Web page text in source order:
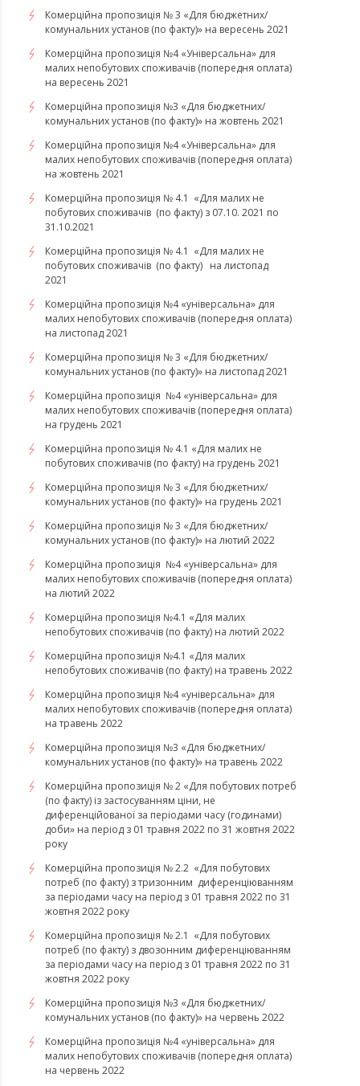
Комерційна пропозиція № 3 «Для бюджетних/
комунальних установ (по факту)» на вересень 2021
Комерційна пропозиція №4 «Універсальна» для
малих непобутових споживачів (попередня оплата)
на вересень 2021
Комерційна пропозиція №3 «Для бюджетних/
комунальних установ (по факту)» на жовтень 2021
Комерційна пропозиція №4 «Універсальна» для
малих непобутових споживачів (попередня оплата)
на жовтень 2021
Комерційна пропозиція № 4.1 «Для малих не
побутових споживачів (по факту) з 07.10. 2021 по
31.10.2021
​​​​​​​Комерційна пропозиція № 4.1 «Для малих не
побутових споживачів (по факту) на листопад
2021
Комерційна пропозиція №4 «універсальна» для
малих непобутових споживачів (попередня оплата)
на листопад 2021
Комерційна пропозиція № 3 «Для бюджетних/
комунальних установ (по факту)» на листопад 2021
Комерційна пропозиція №4 «універсальна» для
малих непобутових споживачів (попередня оплата)
на грудень 2021
Комерційна пропозиція № 4.1 «Для малих не
побутових споживачів (по факту) на грудень 2021
Комерційна пропозиція № 3 «Для бюджетних/
комунальних установ (по факту)» на грудень 2021
​​​​​​Комерційна пропозиція № 3 «Для бюджетних/
комунальних установ (по факту)» на лютий 2022
Комерційна пропозиція №4 «універсальна» для
малих непобутових споживачів (попередня оплата)
на лютий 2022
​​​​​​​Комерційна пропозиція №4.1 «Для малих
непобутових споживачів (по факту) на лютий 2022
Комерційна пропозиція №4.1 «Для малих
непобутових споживачів (по факту) на травень 2022
Комерційна пропозиція №4 «універсальна» для
малих непобутових споживачів (попередня оплата)
на травень 2022
Комерційна пропозиція №3 «Для бюджетних/
комунальних установ (по факту)» на травень 2022
Комерційна пропозиція № 2 «Для побутових потреб
(по факту) із застосуванням ціни, не
диференційованої за періодами часу (годинами)
доби» на період з 01 травня 2022 по 31 жовтня 2022
року
Комерційна пропозиція № 2.2 «Для побутових
потреб (по факту) з тризонним диференціюванням
за періодами часу на період з 01 травня 2022 по 31
жовтня 2022 року
Комерційна пропозиція № 2.1 «Для побутових
потреб (по факту) з двозонним диференціюванням
за періодами часу на період з 01 травня 2022 по 31
жовтня 2022 року
Комерційна пропозиція №3 «Для бюджетних/
комунальних установ (по факту)» на червень 2022
Комерційна пропозиція №4 «універсальна» для
малих непобутових споживачів (попередня оплата)
на червень 2022